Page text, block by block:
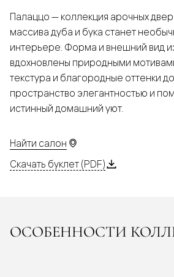
Палаццо — коллекция арочных
массива дуба и бука станет
интерьере. Форма и внешний вид
вдохновлены природными
текстура и благородные оттенки
пространство элегантностью и
истинный домашний уют.
Найти салон
Скачать буклет (PDF)
ОСОБЕННОСТИ